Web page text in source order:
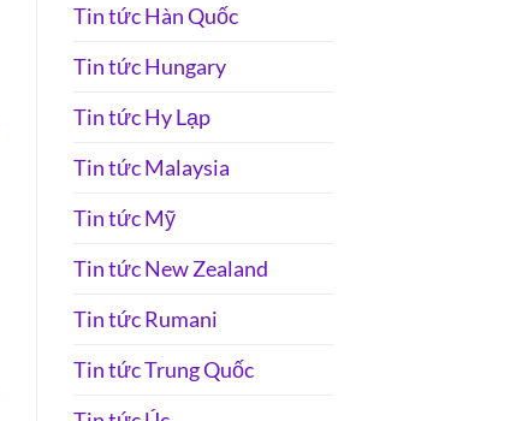
Tin tức Hàn Quốc
Tin tức Hungary
Tin tức Hy Lạp
Tin tức Malaysia
Tin tức Mỹ
Tin tức New Zealand
Tin tức Rumani
Tin tức Trung Quốc